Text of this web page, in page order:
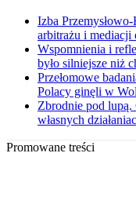
Izba
arbitrażu i mediacji
Wspomnienia i
było silniejsze niż
Przełomowe
Polacy ginęli w
Zbrodnie pod
własnych
Promowane treści